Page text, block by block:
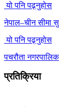
यो पनि पढ्नुहोस
नेपाल–चीन सीमा
यो पनि पढ्नुहोस
पचरौता
प्रतिक्रिया